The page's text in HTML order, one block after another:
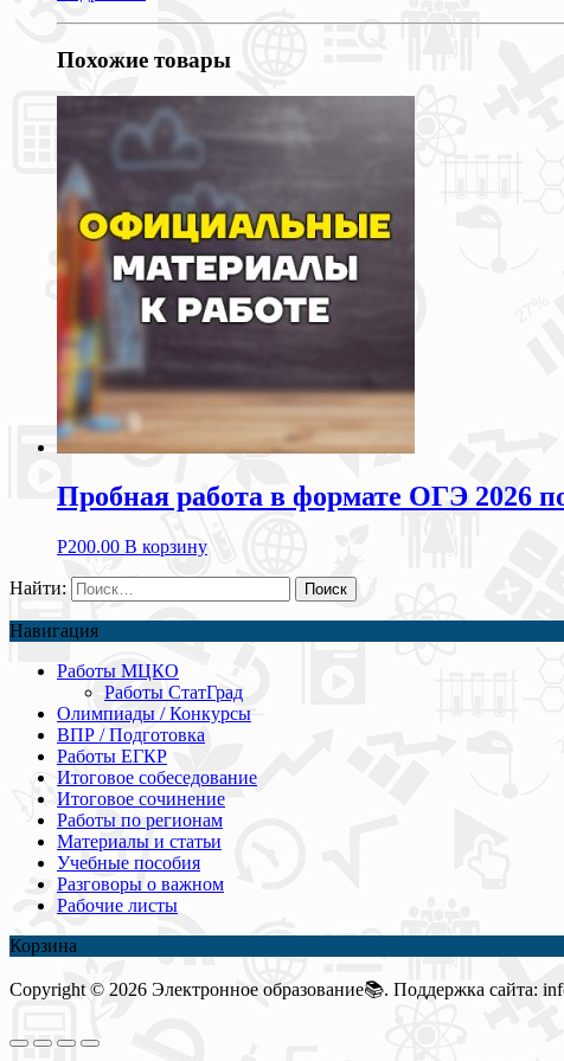
Похожие товары
Пробная работа в формате ОГЭ 2026
Р200.00 В корзину
Найти:
Навигация
Работы МЦКО
Работы СтатГрад
Олимпиады / Конкурсы
ВПР / Подготовка
Работы ЕГКР
Итоговое собеседование
Итоговое сочинение
Работы по регионам
Материалы и статьи
Учебные пособия
Разговоры о важном
Рабочие листы
Корзина
Copyright © 2026 Электронное образование📚. Поддержка сайта: